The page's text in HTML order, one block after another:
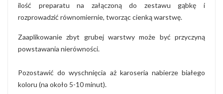
ilość preparatu na załączoną do zestawu gąbkę i
rozprowadzić równomiernie, tworząc cienką warstwę.
Zaaplikowanie zbyt grubej warstwy może być przyczyną
powstawania nierówności.
Pozostawić do wyschnięcia aż karoseria nabierze białego
koloru (na około 5-10 minut).